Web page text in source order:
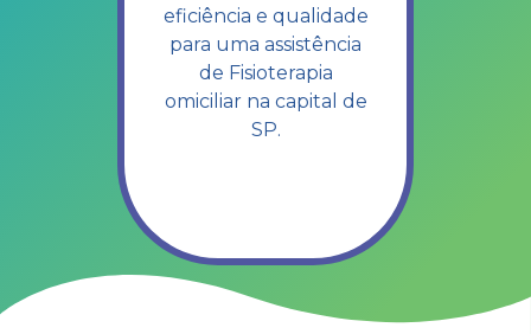
eficiência e qualidade
para uma assistência
de Fisioterapia
omiciliar na capital de
SP.